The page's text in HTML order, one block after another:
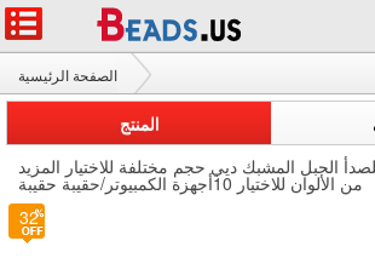
الصفحة الرئيسية
جلد الفولاذ المقاوم للصدأ الحبل المشبك
المنتج
الحبل المشبك ديي حجم مختلفة للاختيار المزيد
من الألوان للاختيار 10أجهزة الكمبيوتر/حقيبة حقيبة
32